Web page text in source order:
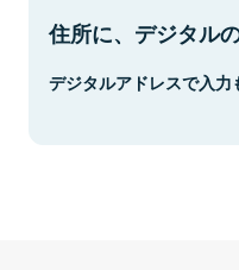
住所に、デジタル
デジタルアドレスで入力